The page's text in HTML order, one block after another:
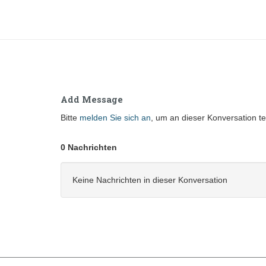
Add Message
Bitte melden Sie sich an, um an dieser Konversation
0 Nachrichten
Keine Nachrichten in dieser Konversation